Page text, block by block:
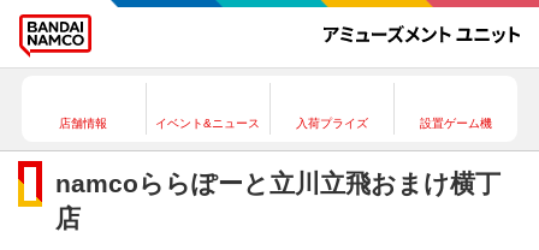
店舗情報 イベント&ニュース 入荷プライズ 設置ゲーム機
namcoららぽーと立川立飛おまけ横丁
店